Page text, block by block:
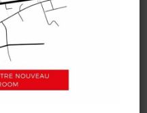
!
mois de janvier rime
pour marquer […]